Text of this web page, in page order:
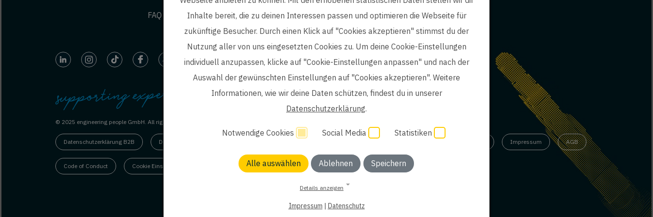
FAQ
ep life science
© 2025 engineering people GmbH. All rights reserved.
Datenschutzerklärung B2B Datenschutzerklärung Impressum AGB
Code of Conduct Cookie Einstellungen
Inhalte bereit, die zu deinen Interessen passen und optimieren die Webseite für
zukünftige Besucher. Durch einen Klick auf "Cookies akzeptieren" stimmst du der
Nutzung aller von uns eingesetzten Cookies zu. Um deine Cookie-Einstellungen
individuell anzupassen, klicke auf "Cookie-Einstellungen anpassen" und nach der
Auswahl der gewünschten Einstellungen auf "Cookies akzeptieren". Weitere
Informationen, wie wir deine Daten schützen, findest du in unserer
Datenschutzerklärung.
Notwendige Cookies Social Media Statistiken
Alle auswählen Ablehnen Speichern
Details anzeigen
Impressum | Datenschutz